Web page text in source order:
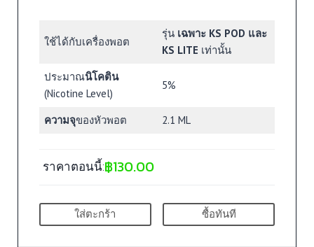
ใช้ได้กับเครื่องพอต
รุ่น เฉพาะ KS POD และ
KS LITE เท่านั้น
ประมาณนิโคติน
(Nicotine Level)
5%
ความจุของหัวพอต 2.1 ML
ราคาตอนนี้:฿130.00
ใส่ตะกร้า ซื้อทันที